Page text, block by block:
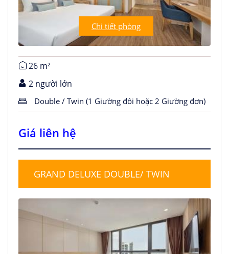
Chi tiết phòng
26 m²
2 người lớn
Double / Twin (1 Giường đôi hoặc 2 Giường đơn)
Giá liên hệ
GRAND DELUXE DOUBLE/ TWIN